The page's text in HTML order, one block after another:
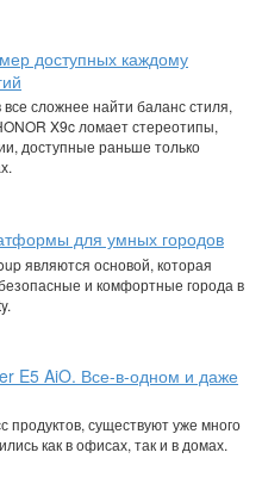
доступных каждому
сложнее найти баланс стиля,
X9c ломает стереотипы,
доступные раньше только
для умных городов
являются основой, которая
и комфортные города в
E5 AiO. Все-в-одном и даже
продуктов, существуют уже много
как в офисах, так и в домах.